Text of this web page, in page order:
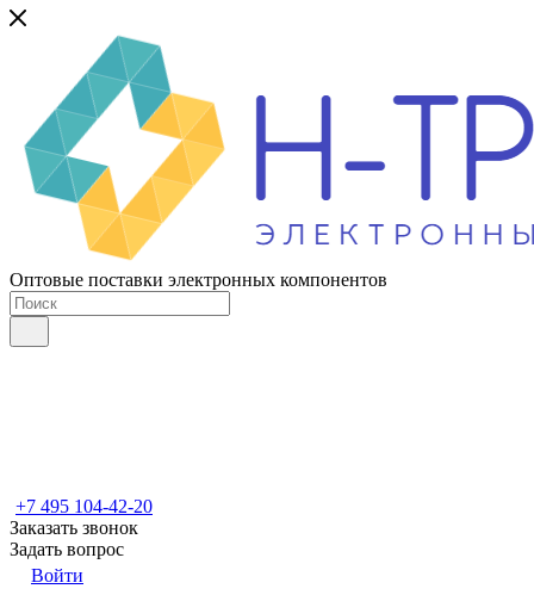
Оптовые поставки электронных компонентов
+7 495 104-42-20
Заказать звонок
Задать вопрос
Войти